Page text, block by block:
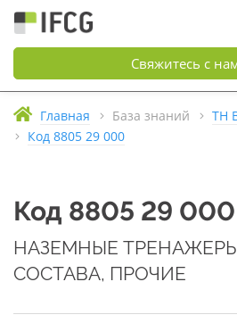
Свяжитесь с
Главная База знаний
ТН
Код 8805 29 000
Код 8805 29 000
НАЗЕМНЫЕ
СОСТАВА, ПРОЧИЕ